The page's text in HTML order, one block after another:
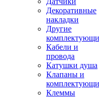
Декоративные
накладки
Другие
Кабели и
провода
Катушки душа
Клапаны и
Клеммы